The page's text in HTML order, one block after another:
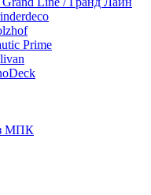
Prime
МПК